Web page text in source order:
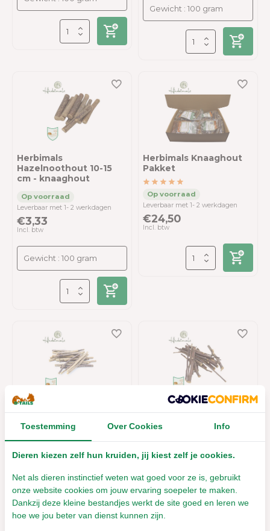
Herbimals
Hazelnoothout 10-15
cm - knaaghout
Leverbaar met 1- 2 werkdagen
€3,33
Incl. btw
Herbimals Knaaghout
Pakket
Leverbaar met 1- 2 werkdagen
€24,50
Incl. btw
Herbimals Lindehout
€3,96
Herbimals Perenhout
€3,67
Toestemming Over Cookies Info
Dieren kiezen zelf hun kruiden, jij kiest zelf je cookies.
Net als dieren instinctief weten wat goed voor ze is, gebruikt
onze website cookies om jouw ervaring soepeler te maken.
Dankzij deze kleine bestandjes werkt de site goed en leren we
hoe we jou beter van dienst kunnen zijn.